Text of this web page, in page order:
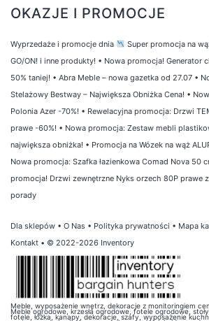
OKAZJE I PROMOCJE
Wyprzedaże i promocje dnia
Super promocja na
GO/ON! i inne produkty! • Nowa promocja! Generator
50% taniej! • Abra Meble – nowa gazetka od 27.07 •
Stelażowy Bestway – Największa Obniżka Cena! •
Polonia Azer -70%! • Rewelacyjna promocja: Drzwi
prawe -60%! • Nowa promocja: Zestaw mebli
największa obniżka! • Promocja na Wózek na wąż
Nowa promocja: Szafka łazienkowa Comad Nova 50
promocja! Drzwi zewnętrzne Nyks orzech 80P prawe
porady
Dla sklepów • O Nas • Polityka prywatności • Mapa
Kontakt • © 2022-2026 Inventory
Meble, wyposażenie wnętrz, dekoracje z monitoringiem
Meble ogrodowe, krzesła ogrodowe, fotele ogrodowe, stoły
fotele, łóżka, kanapy, dekoracje, szafy, wyposażenie